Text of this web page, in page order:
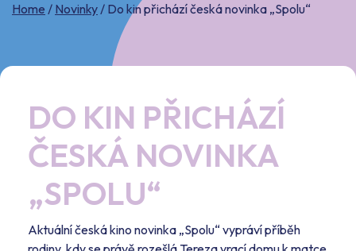
Home / Novinky/ Do kin přichází česká novinka „Spolu“
DO KIN PŘICHÁZÍ
ČESKÁ NOVINKA
„SPOLU“
Aktuální česká kino novinka „Spolu“ vypráví příběh